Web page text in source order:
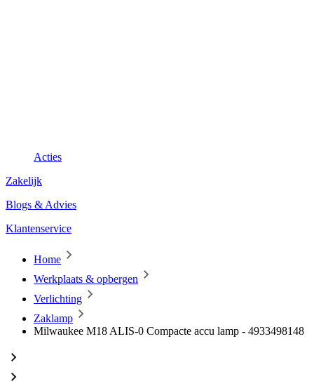
Acties
Zakelijk
Blogs & Advies
Klantenservice
Home
Werkplaats & opbergen
Verlichting
Zaklamp
Milwaukee M18 ALIS-0 Compacte accu lamp - 4933498148